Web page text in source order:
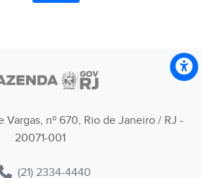
Vargas, nº 670, Rio de Janeiro / RJ -
20071-001
(21) 2334-4440